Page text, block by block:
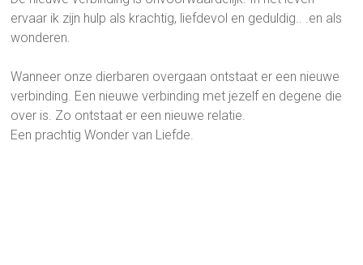
ervaar ik zijn hulp als krachtig, liefdevol en geduldig.. .en als
wonderen.
Wanneer onze dierbaren overgaan ontstaat er een nieuwe
verbinding. Een nieuwe verbinding met jezelf en degene die
over is. Zo ontstaat er een nieuwe relatie.
Een prachtig Wonder van Liefde.